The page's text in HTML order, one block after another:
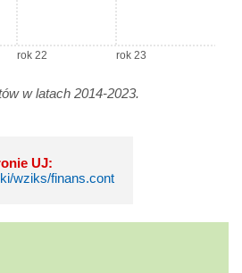
rok 22 rok 23
w latach 2014-2023.
UJ:
wziks/finans.cont